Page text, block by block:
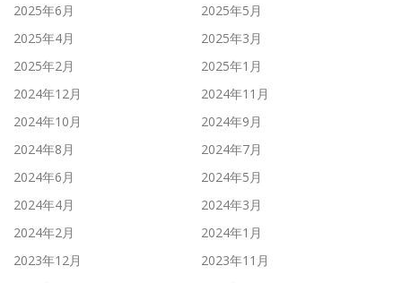
2025年6月
2025年5月
2025年4月
2025年3月
2025年2月
2025年1月
2024年12月
2024年11月
2024年10月
2024年9月
2024年8月
2024年7月
2024年6月
2024年5月
2024年4月
2024年3月
2024年2月
2024年1月
2023年12月
2023年11月